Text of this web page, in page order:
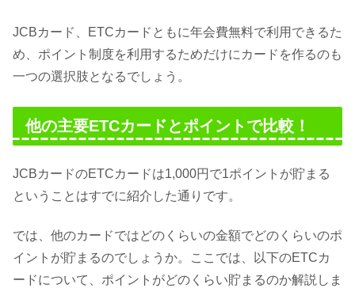
JCBカード、ETCカードともに年会費無料で利用できるた
め、ポイント制度を利用するためだけにカードを作るのも
一つの選択肢となるでしょう。
他の主要ETCカードとポイントで比較！
JCBカードのETCカードは1,000円で1ポイントが貯まる
ということはすでに紹介した通りです。
では、他のカードではどのくらいの金額でどのくらいのポ
イントが貯まるのでしょうか。ここでは、以下のETCカ
ードについて、ポイントがどのくらい貯まるのか解説しま